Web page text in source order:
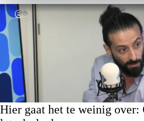
Hier gaat het te weinig over: